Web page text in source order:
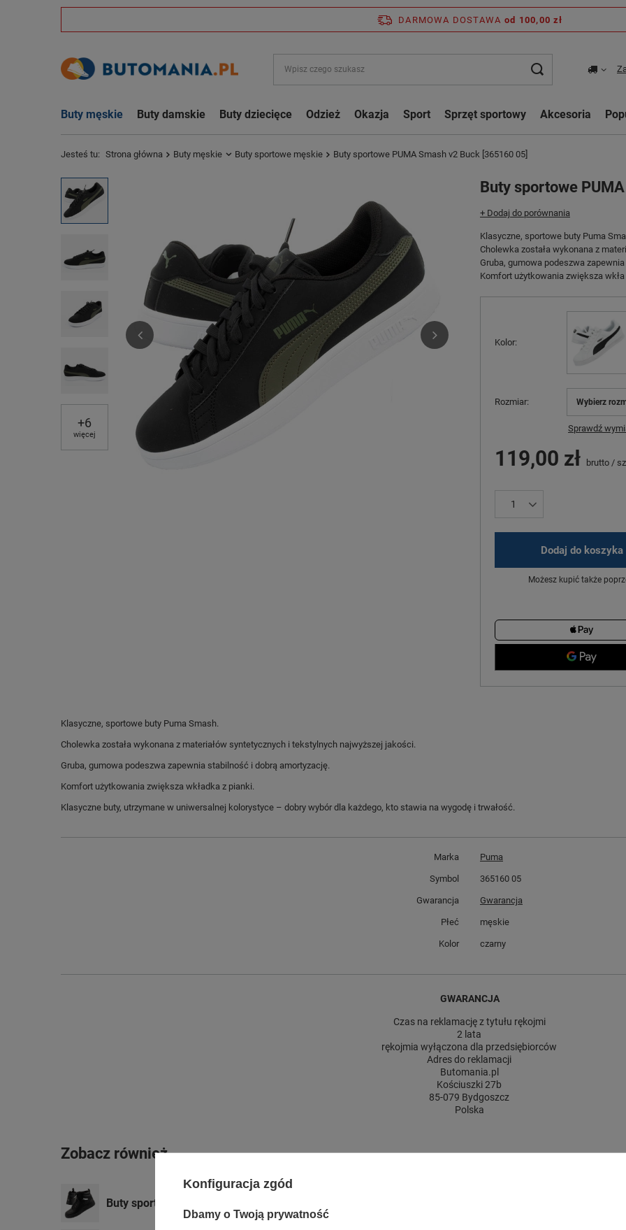
DARMOWA DOSTAWA od 100,00 zł
Buty męskie Buty damskie Buty dziecięce Odzież Okazja Sport Sprzęt sportowy Akcesoria
Jesteś tu: Strona główna Buty męskie Buty sportowe męskie Buty sportowe PUMA Smash v2 Buck [365160 05]
+6
więcej
Buty sportowe
+ Dodaj do porównania
Klasyczne, sportowe buty Puma
Cholewka została wykonana z
Gruba, gumowa podeszwa
Komfort użytkowania zwiększa wkła
Kolor
Rozmiar Wybierz
Sprawdź
119,00 zł brutto /
Dodaj do koszyka
Możesz kupić także
Klasyczne, sportowe buty Puma Smash.
Cholewka została wykonana z materiałów syntetycznych i tekstylnych najwyższej jakości.
Gruba, gumowa podeszwa zapewnia stabilność i dobrą amortyzację.
Komfort użytkowania zwiększa wkładka z pianki.
Klasyczne buty, utrzymane w uniwersalnej kolorystyce – dobry wybór dla każdego, kto stawia na wygodę i trwałość.
Marka Puma
Symbol 365160 05
Gwarancja Gwarancja
Płeć męskie
Kolor czarny
GWARANCJA
Czas na reklamację z tytułu rękojmi
2 lata
rękojmia wyłączona dla przedsiębiorców
Adres do reklamacji
Butomania.pl
Kościuszki 27b
85-079 Bydgoszcz
Polska
Zobacz również
Buty sportowe Puma Rebound V6 [392326 12]
Konfiguracja zgód
Dbamy o Twoją prywatność